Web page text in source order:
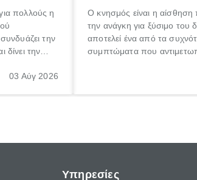
πολλούς η
την
δίνει την
μέρες
03 Αύγ 2026
Ο κνησμός είναι η αίσθηση
την ανάγκη για ξύσιμο του
αποτελεί ένα από τα
συμπτώματα που
πληροφορίες για το
Υπηρεσίες